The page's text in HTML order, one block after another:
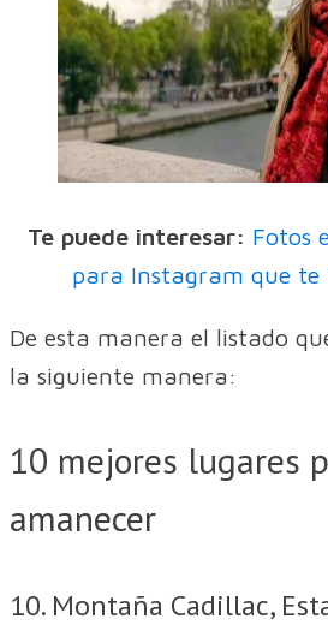
Te puede interesar: Fotos
para Instagram que
De esta manera el listado
la siguiente manera:
10 mejores lugares
amanecer
10. Montaña Cadillac,